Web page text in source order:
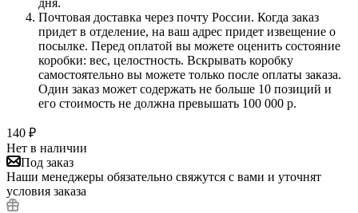
Почтовая доставка через почту России. Когда заказ
придет в отделение, на ваш адрес придет извещение о
посылке. Перед оплатой вы можете оценить состояние
коробки: вес, целостность. Вскрывать коробку
самостоятельно вы можете только после оплаты заказа.
Один заказ может содержать не больше 10 позиций и
его стоимость не должна превышать 100 000 р.
140 ₽
Нет в наличии
Под заказ
Наши менеджеры обязательно свяжутся с вами и уточнят
условия заказа